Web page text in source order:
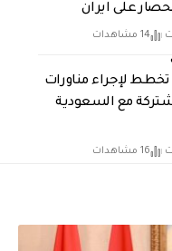
على ايران
14 مشاهدات
تخطط لإجراء مناورات
مع السعودية
16 مشاهدات